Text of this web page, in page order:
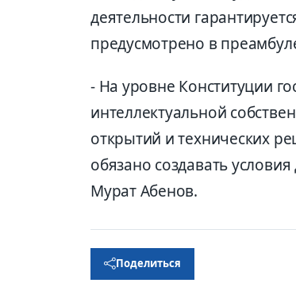
деятельности
предусмотрено в
- На уровне Конституции
интеллектуальной
открытий и технических
обязано создавать
Мурат Абенов.
Поделиться